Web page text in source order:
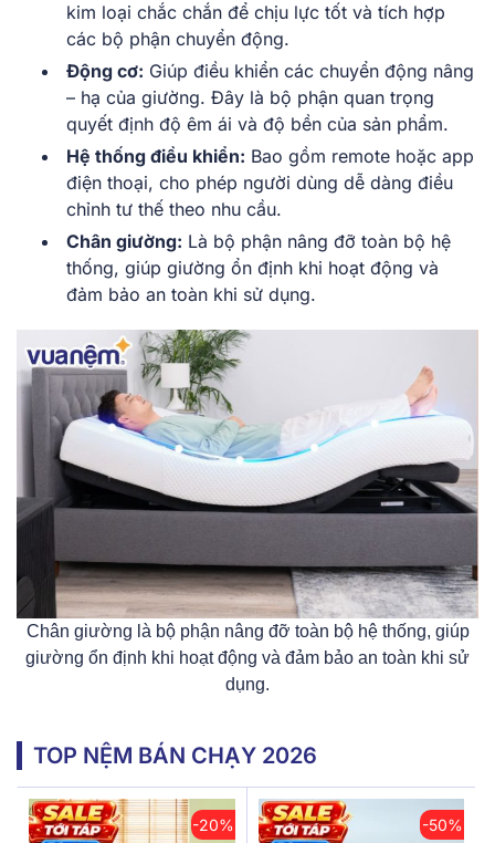
kim loại chắc chắn để chịu lực tốt và tích hợp
các bộ phận chuyển động.
Động cơ: Giúp điều khiển các chuyển động nâng
– hạ của giường. Đây là bộ phận quan trọng
quyết định độ êm ái và độ bền của sản phẩm.
Hệ thống điều khiển: Bao gồm remote hoặc app
điện thoại, cho phép người dùng dễ dàng điều
chỉnh tư thế theo nhu cầu.
Chân giường: Là bộ phận nâng đỡ toàn bộ hệ
thống, giúp giường ổn định khi hoạt động và
đảm bảo an toàn khi sử dụng.
Chân giường là bộ phận nâng đỡ toàn bộ hệ thống, giúp
giường ổn định khi hoạt động và đảm bảo an toàn khi sử
dụng.
TOP NỆM BÁN CHẠY 2026
-20% -50%